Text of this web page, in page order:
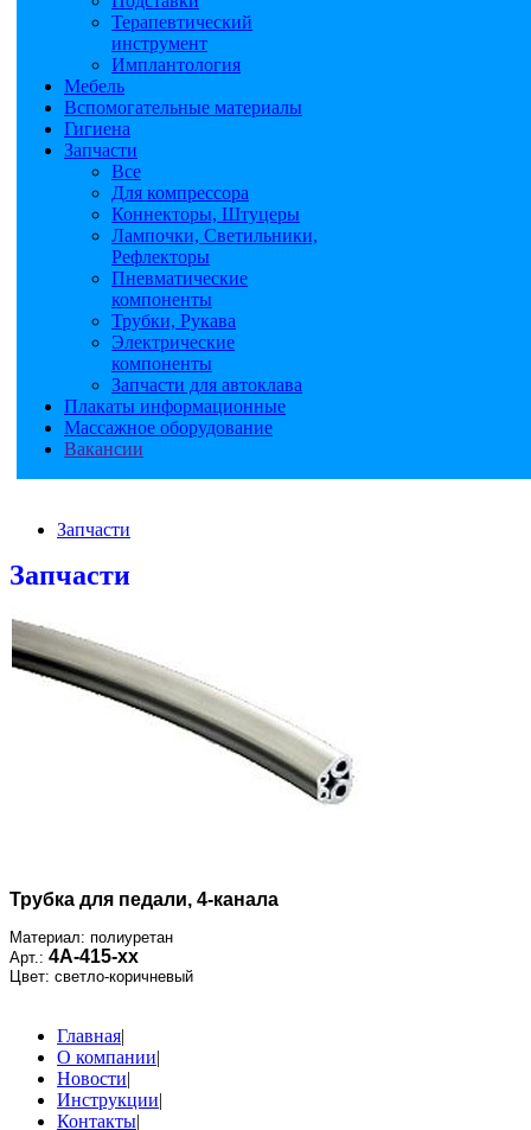
Терапевтический
инструмент
Имплантология
Мебель
Вспомогательные материалы
Гигиена
Запчасти
Все
Для компрессора
Коннекторы, Штуцеры
Лампочки, Светильники,
Рефлекторы
Пневматические
компоненты
Трубки, Рукава
Электрические
компоненты
Запчасти для автоклава
Плакаты информационные
Массажное оборудование
Вакансии
Запчасти
Запчасти
Трубка для педали, 4-канала
Материал: полиуретан
Арт.: 4А-415-xx
Цвет: светло-коричневый
Главная|
О компании|
Новости|
Инструкции|
Контакты|